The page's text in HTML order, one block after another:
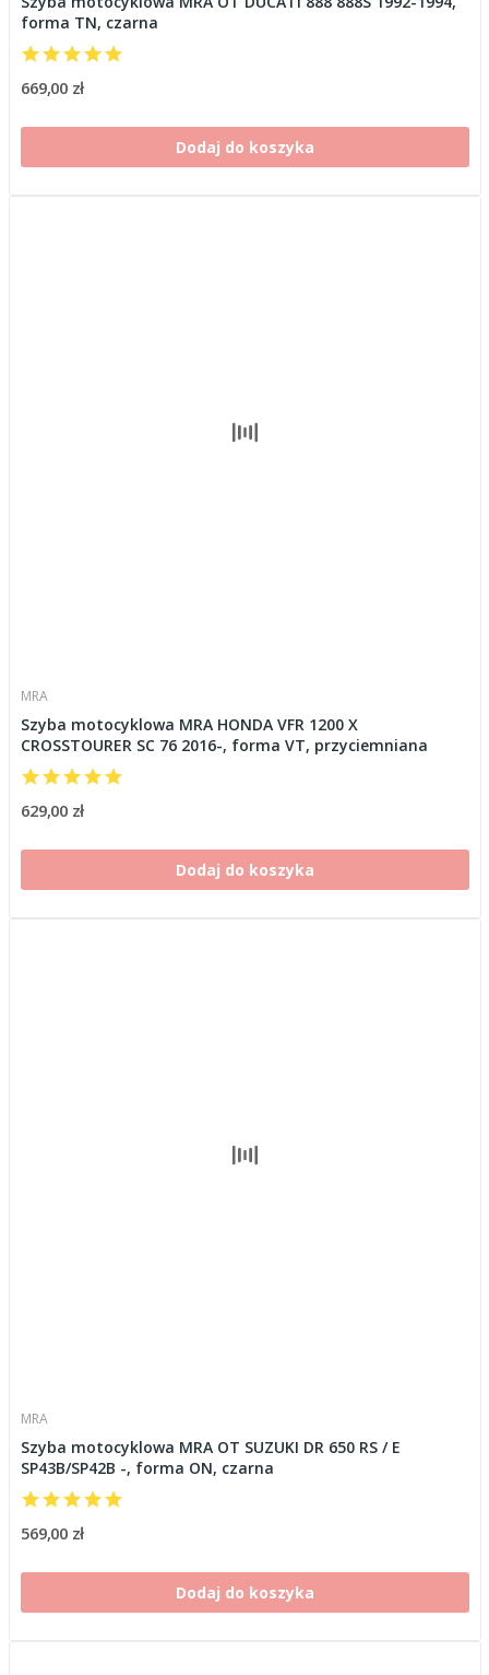
forma TN, czarna
669,00 zł
Dodaj do koszyka
MRA
Szyba motocyklowa MRA HONDA VFR 1200 X
CROSSTOURER SC 76 2016-, forma VT, przyciemniana
629,00 zł
Dodaj do koszyka
MRA
Szyba motocyklowa MRA OT SUZUKI DR 650 RS / E
SP43B/SP42B -, forma ON, czarna
569,00 zł
Dodaj do koszyka